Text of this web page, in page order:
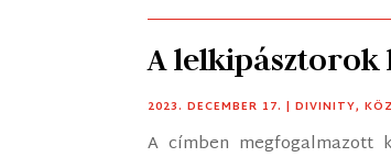
A
2023. DECEMBER 17. |DIVINITY,
A címben megfogalmazott